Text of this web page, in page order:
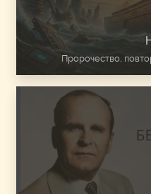
Пророчество,